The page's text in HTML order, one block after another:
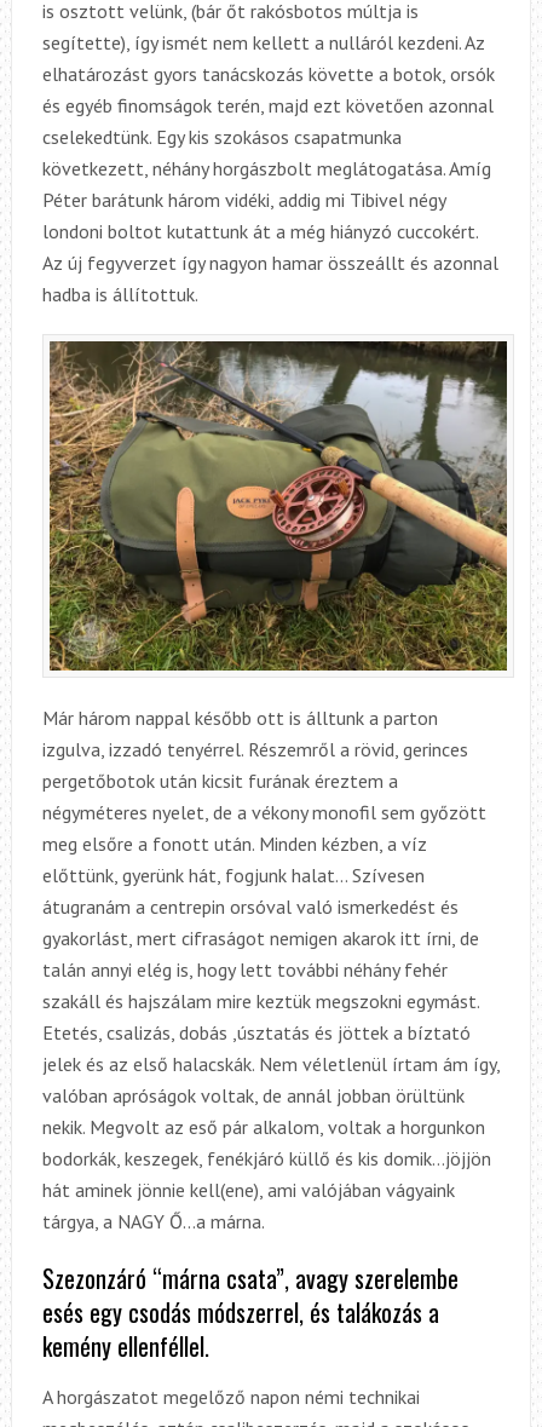
is osztott velünk, (bár őt rakósbotos múltja is
segítette), így ismét nem kellett a nulláról kezdeni. Az
elhatározást gyors tanácskozás követte a botok, orsók
és egyéb finomságok terén, majd ezt követően azonnal
cselekedtünk. Egy kis szokásos csapatmunka
következett, néhány horgászbolt meglátogatása. Amíg
Péter barátunk három vidéki, addig mi Tibivel négy
londoni boltot kutattunk át a még hiányzó cuccokért.
Az új fegyverzet így nagyon hamar összeállt és azonnal
hadba is állítottuk.
Már három nappal később ott is álltunk a parton
izgulva, izzadó tenyérrel. Részemről a rövid, gerinces
pergetőbotok után kicsit furának éreztem a
négyméteres nyelet, de a vékony monofil sem győzött
meg elsőre a fonott után. Minden kézben, a víz
előttünk, gyerünk hát, fogjunk halat… Szívesen
átugranám a centrepin orsóval való ismerkedést és
gyakorlást, mert cifraságot nemigen akarok itt írni, de
talán annyi elég is, hogy lett további néhány fehér
szakáll és hajszálam mire keztük megszokni egymást.
Etetés, csalizás, dobás ,úsztatás és jöttek a bíztató
jelek és az első halacskák. Nem véletlenül írtam ám így,
valóban apróságok voltak, de annál jobban örültünk
nekik. Megvolt az eső pár alkalom, voltak a horgunkon
bodorkák, keszegek, fenékjáró küllő és kis domik…jöjjön
hát aminek jönnie kell(ene), ami valójában vágyaink
tárgya, a NAGY Ő…a márna.
Szezonzáró “márna csata”, avagy szerelembe
esés egy csodás módszerrel, és talákozás a
kemény ellenféllel.
A horgászatot megelőző napon némi technikai